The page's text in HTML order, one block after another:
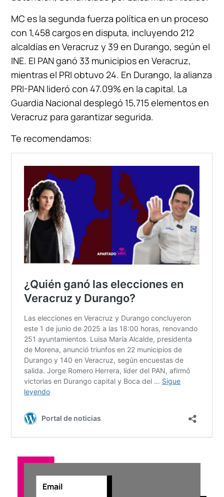
MC es la segunda fuerza política en un proceso
con 1,458 cargos en disputa, incluyendo 212
alcaldías en Veracruz y 39 en Durango, según el
INE. El PAN ganó 33 municipios en Veracruz,
mientras el PRI obtuvo 24. En Durango, la alianza
PRI-PAN lideró con 47.09% en la capital. La
Guardia Nacional desplegó 15,715 elementos en
Veracruz para garantizar segurida.
Te recomendamos: